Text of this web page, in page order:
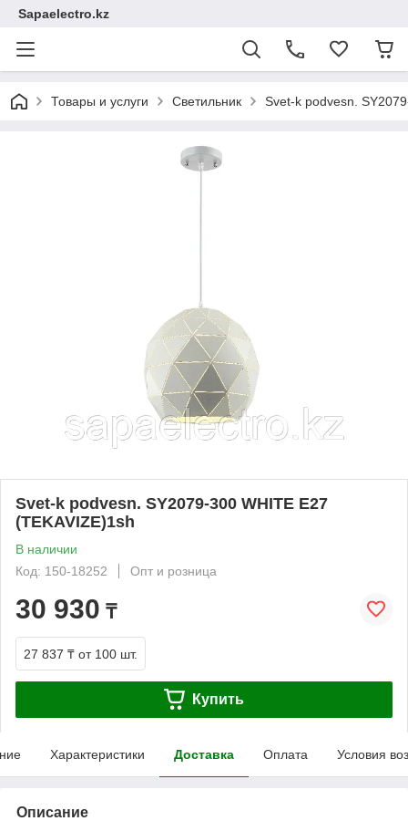
Sapaelectro.kz
Товары и услуги Светильник Svet-k podvesn.
Svet-k podvesn. SY2079-300 WHITE E27
(TEKAVIZE)1sh
В наличии
Код: 150-18252
Опт и розница
30 930 ₸
27 837 ₸ от 100 шт.
Купить
Характеристики Доставка Оплата Условия
Описание